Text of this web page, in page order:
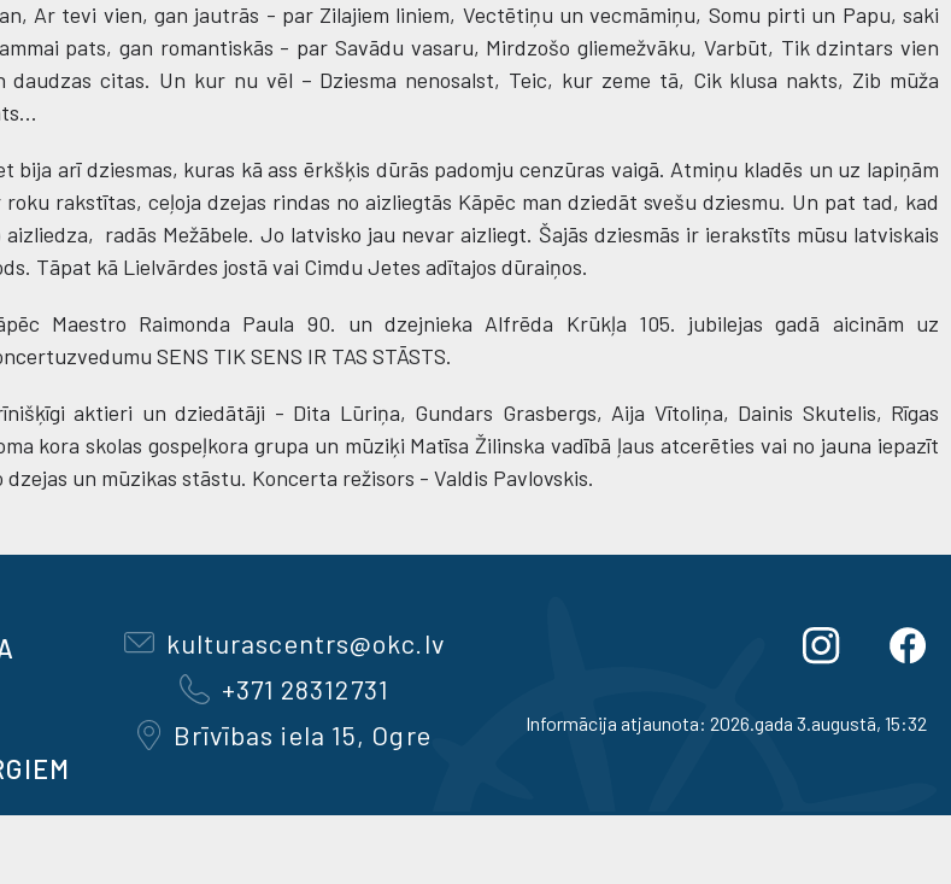
Ar tevi vien, gan jautrās - par Zilajiem liniem, Vectētiņu un vecmāmiņu, Somu pirti un Papu, saki
pats, gan romantiskās - par Savādu vasaru, Mirdzošo gliemežvāku, Varbūt, Tik dzintars vien
daudzas citas. Un kur nu vēl – Dziesma nenosalst, Teic, kur zeme tā, Cik klusa nakts, Zib mūža
bija arī dziesmas, kuras kā ass ērkšķis dūrās padomju cenzūras vaigā. Atmiņu kladēs un uz lapiņām
roku rakstītas, ceļoja dzejas rindas no aizliegtās Kāpēc man dziedāt svešu dziesmu. Un pat tad, kad
aizliedza, radās Mežābele. Jo latvisko jau nevar aizliegt. Šajās dziesmās ir ierakstīts mūsu latviskais
Tāpat kā Lielvārdes jostā vai Cimdu Jetes adītajos dūraiņos.
Maestro Raimonda Paula 90. un dzejnieka Alfrēda Krūkļa 105. jubilejas gadā aicinām uz
SENS TIK SENS IR TAS STĀSTS.
aktieri un dziedātāji - Dita Lūriņa, Gundars Grasbergs, Aija Vītoliņa, Dainis Skutelis, Rīgas
kora skolas gospeļkora grupa un mūziķi Matīsa Žilinska vadībā ļaus atcerēties vai no jauna iepazīt
dzejas un mūzikas stāstu. Koncerta režisors - Valdis Pavlovskis.
kulturascentrs@okc.lv
+371 28312731
Brīvības iela 15, Ogre
Informācija atjaunota: 2026.gada 3.augustā, 15:32